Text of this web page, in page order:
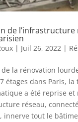
de l’infrastructure
| Juil 26, 2022|
de la rénovation
étages dans Paris, la
a été reprise et
réseau,
innerve tout le